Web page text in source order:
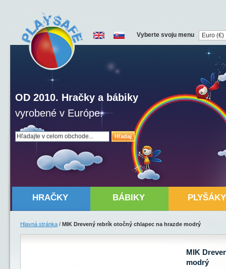
Hľadaj
OD 2010. Hračky a bábiky
vyrobené v Európe.
Vyberte svoju menu
HRAČKY BÁBIKY PLYŠÁKY
Hlavná stránka / MIK Drevený rebrík otočný chlapec na hrazde modrý
MIK
modrý